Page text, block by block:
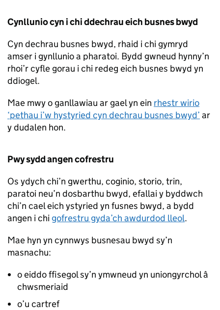
Cynllunio cyn i chi ddechrau eich busnes bwyd
Cyn dechrau busnes bwyd, rhaid i chi gymryd
amser i gynllunio a pharatoi. Bydd gwneud hynny’n
rhoi’r cyfle gorau i chi redeg eich busnes bwyd yn
ddiogel.
Mae mwy o ganllawiau ar gael yn ein rhestr wirio
‘pethau i’w hystyried cyn dechrau busnes bwyd’ ar
y dudalen hon.
Pwy sydd angen cofrestru
Os ydych chi’n gwerthu, coginio, storio, trin,
paratoi neu’n dosbarthu bwyd, efallai y byddwch
chi’n cael eich ystyried yn fusnes bwyd, a bydd
angen i chi gofrestru gyda’ch awdurdod lleol.
Mae hyn yn cynnwys busnesau bwyd sy’n
masnachu:
o eiddo ffisegol sy’n ymwneud yn uniongyrchol â
chwsmeriaid
o’u cartref